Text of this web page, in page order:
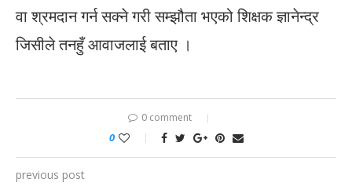
वा श्रमदान गर्न सक्ने गरी सम्झौता भएको शिक्षक ज्ञानेन्द्र
जिसीले तनहुँ आवाजलाई बताए ।
0 comment
0
previous post